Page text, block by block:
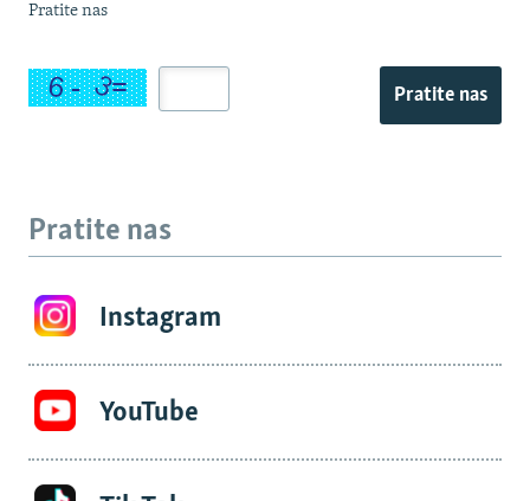
Pratite nas
Pratite nas
Pratite nas
Instagram
YouTube